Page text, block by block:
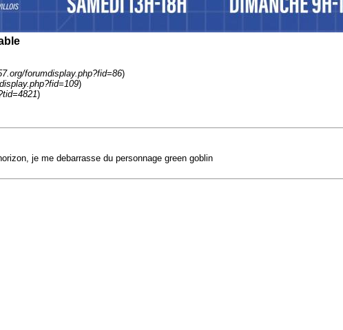
forumdisplay.php?fid=86)
)
)
je me debarrasse du personnage green goblin